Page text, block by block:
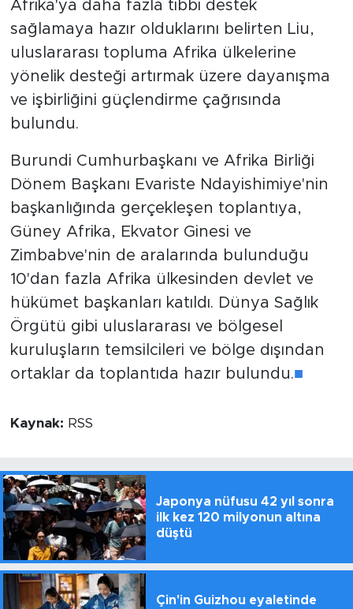
Afrika'ya daha fazla tıbbi destek
sağlamaya hazır olduklarını belirten Liu,
uluslararası topluma Afrika ülkelerine
yönelik desteği artırmak üzere dayanışma
ve işbirliğini güçlendirme çağrısında
bulundu.
Burundi Cumhurbaşkanı ve Afrika Birliği
Dönem Başkanı Evariste Ndayishimiye'nin
başkanlığında gerçekleşen toplantıya,
Güney Afrika, Ekvator Ginesi ve
Zimbabve'nin de aralarında bulunduğu
10'dan fazla Afrika ülkesinden devlet ve
hükümet başkanları katıldı. Dünya Sağlık
Örgütü gibi uluslararası ve bölgesel
kuruluşların temsilcileri ve bölge dışından
ortaklar da toplantıda hazır bulundu.■
Kaynak: RSS
Japonya nüfusu 42 yıl sonra
ilk kez 120 milyonun altına
düştü
Çin'in Guizhou eyaletinde